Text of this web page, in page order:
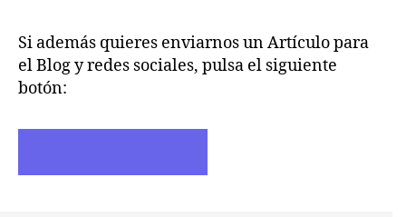
Si además quieres enviarnos un Artículo para
el Blog y redes sociales, pulsa el siguiente
botón: